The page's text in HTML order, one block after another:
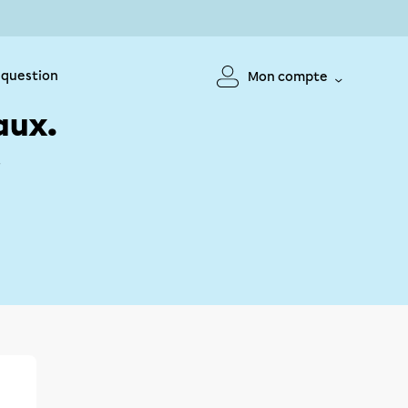
Mon compte